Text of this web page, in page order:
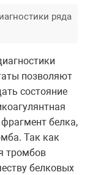
ряда
позволяют
состояние
белка,
Так как
тромбов
белковых